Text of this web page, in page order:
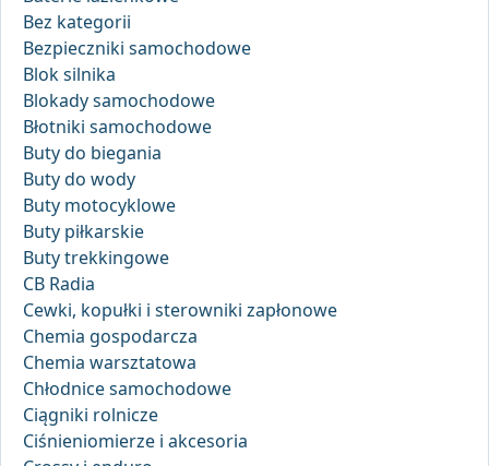
Bez kategorii
Bezpieczniki samochodowe
Blok silnika
Blokady samochodowe
Błotniki samochodowe
Buty do biegania
Buty do wody
Buty motocyklowe
Buty piłkarskie
Buty trekkingowe
CB Radia
Cewki, kopułki i sterowniki zapłonowe
Chemia gospodarcza
Chemia warsztatowa
Chłodnice samochodowe
Ciągniki rolnicze
Ciśnieniomierze i akcesoria